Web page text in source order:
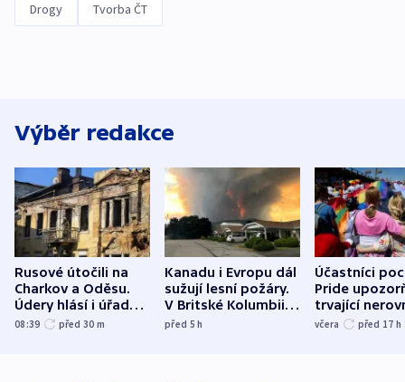
Drogy Tvorba ČT
Výběr redakce
Rusové útočili na
Charkov a Oděsu.
Údery hlásí i úřady v
Bělgorodu
08:39 před 30 m
Kanadu i Evropu dál
sužují lesní požáry.
V Britské Kolumbii
evakuovali tisíce lidí
před 5h
Účastníci
Pride
trvající
včera před 17 h